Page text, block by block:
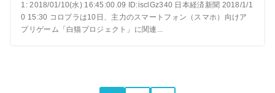
1: 2018/01/10(水) 16:45:00.09 ID:isclGz340 日本経済新聞 2018/1/1
0 15:30 コロプラは10日、主力のスマートフォン（スマホ）向けア
プリゲーム「白猫プロジェクト」に関連...